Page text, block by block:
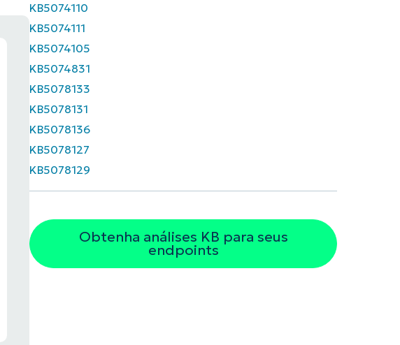
KB5074110
KB5074111
KB5074105
KB5074831
KB5078133
KB5078131
KB5078136
KB5078127
KB5078129
Obtenha análises KB para seus
endpoints